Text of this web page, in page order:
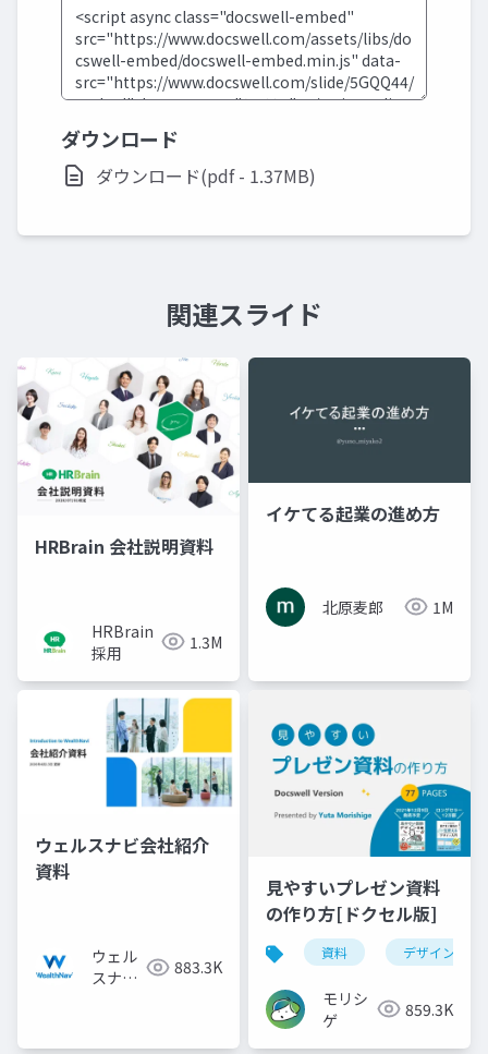
ダウンロード
ダウンロード(pdf - 1.37MB)
関連スライド
HRBrain 会社説明資料
HRBrain
採用
1.3M
イケてる起業の進め方
北原麦郎 1M
ウェルスナビ会社紹介
資料
ウェル
スナビ
883.3K
見やすいプレゼン資料
の作り方[ドクセル版]
資料 デザイン
モリシ
ゲ
859.3K